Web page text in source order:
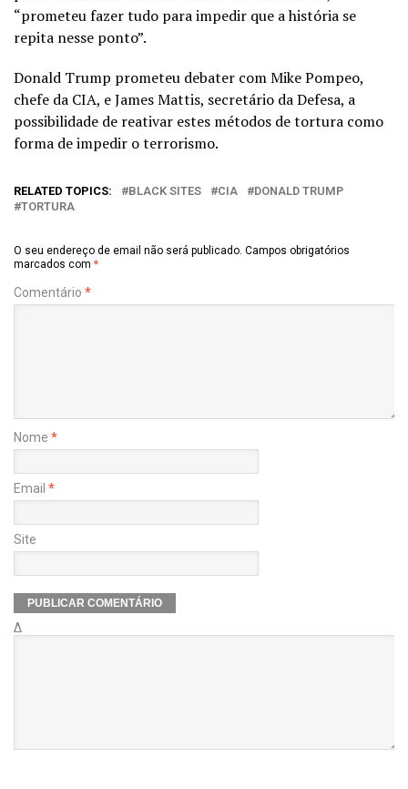
“prometeu fazer tudo para impedir que a história se
repita nesse ponto”.
Donald Trump prometeu debater com Mike Pompeo,
chefe da CIA, e James Mattis, secretário da Defesa, a
possibilidade de reativar estes métodos de tortura como
forma de impedir o terrorismo.
RELATED TOPICS: BLACK SITES CIA
DONALD TRUMP
TORTURA
O seu endereço de email não será publicado. Campos obrigatórios
marcados com *
Comentário *
Nome *
Email *
Site
Δ